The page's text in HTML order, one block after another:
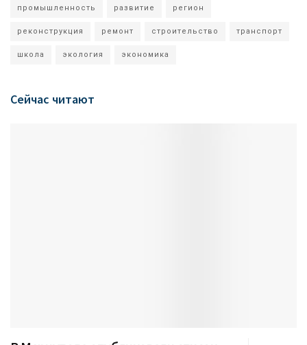
промышленность развитие регион
реконструкция ремонт строительство транспорт
школа экология экономика
Сейчас читают